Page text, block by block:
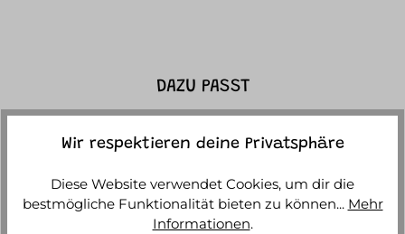
DAZU PASST
Wir respektieren deine Privatsphäre
Diese Website verwendet Cookies, um dir die
bestmögliche Funktionalität bieten zu können... Mehr
Informationen.